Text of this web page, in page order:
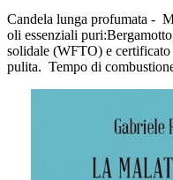
Candela lunga profumata -
oli essenziali
solidale (WFTO) e
pulita. Tempo di